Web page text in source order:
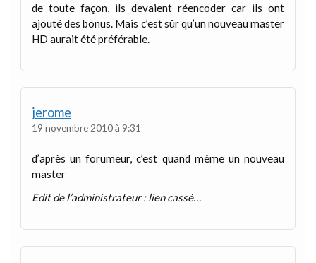
de toute façon, ils devaient réencoder car ils ont
ajouté des bonus. Mais c’est sûr qu’un nouveau master
HD aurait été préférable.
jerome
19 novembre 2010 à 9:31
d’après un forumeur, c’est quand même un nouveau
master
Edit de l’administrateur : lien cassé…